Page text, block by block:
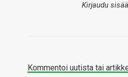
Kirjaudu
Kommentoi uutista tai